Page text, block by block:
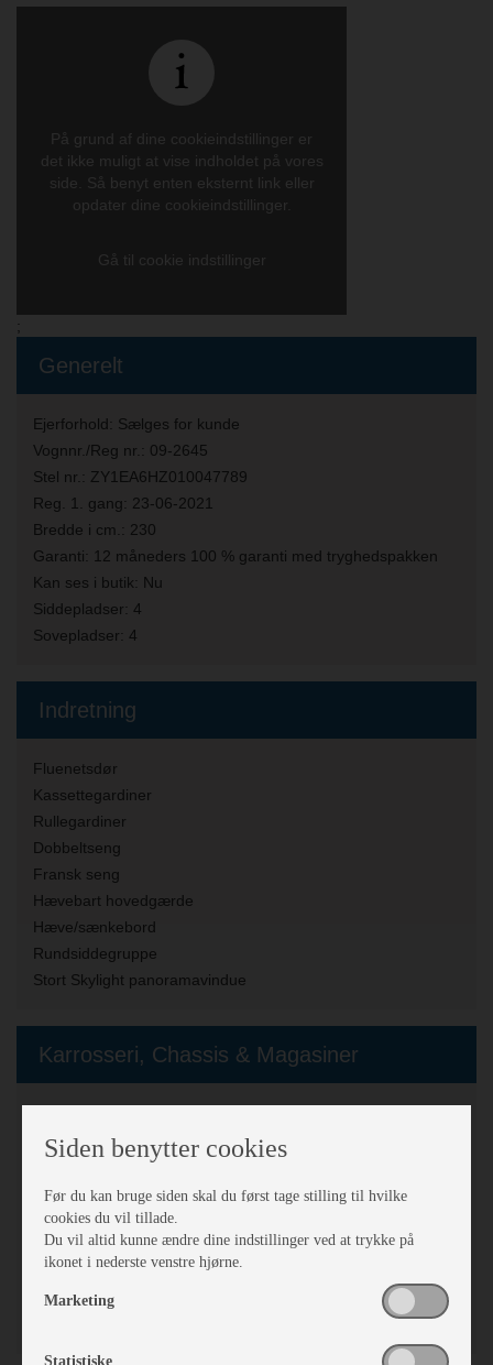
På grund af dine cookieindstillinger er
det ikke muligt at vise indholdet på vores
side. Så benyt enten eksternt link eller
opdater dine cookieindstillinger.
Gå til cookie indstillinger
;
Generelt
Ejerforhold: Sælges for kunde
Vognnr./Reg nr.: 09-2645
Stel nr.: ZY1EA6HZ010047789
Reg. 1. gang: 23-06-2021
Bredde i cm.: 230
Garanti: 12 måneders 100 % garanti med tryghedspakken
Kan ses i butik: Nu
Siddepladser: 4
Sovepladser: 4
Indretning
Fluenetsdør
Kassettegardiner
Rullegardiner
Dobbeltseng
Fransk seng
Hævebart hovedgærde
Hæve/sænkebord
Rundsiddegruppe
Stort Skylight panoramavindue
Karrosseri, Chassis & Magasiner
Alufælge
Stor tagluge
Vindue i dør
Fluenetsdør
Serviceklap
Glasfibertag- og vognsider
Siden benytter cookies
Før du kan bruge siden skal du først tage stilling til hvilke
cookies du vil tillade.
Du vil altid kunne ændre dine indstillinger ved at trykke på
ikonet i nederste venstre hjørne.
Marketing
Statistiske